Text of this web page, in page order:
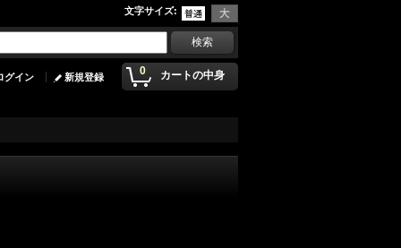
文字サイズ:
0 カートの中身
グイン 新規登録